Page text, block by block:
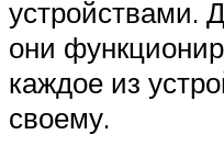
устройствами.
они
каждое из
своему.